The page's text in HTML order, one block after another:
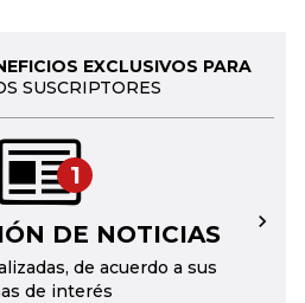
EXCLUSIVOS PARA
SUSCRIPTORES
1
DE NOTICIAS
de acuerdo a sus
de interés
→